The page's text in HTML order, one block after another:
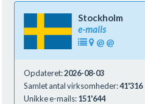
Stockholm
e-mails
@ @
Opdateret:2026-08-03
Samlet antal virksomheder:41'316
Unikke e-mails:151'644